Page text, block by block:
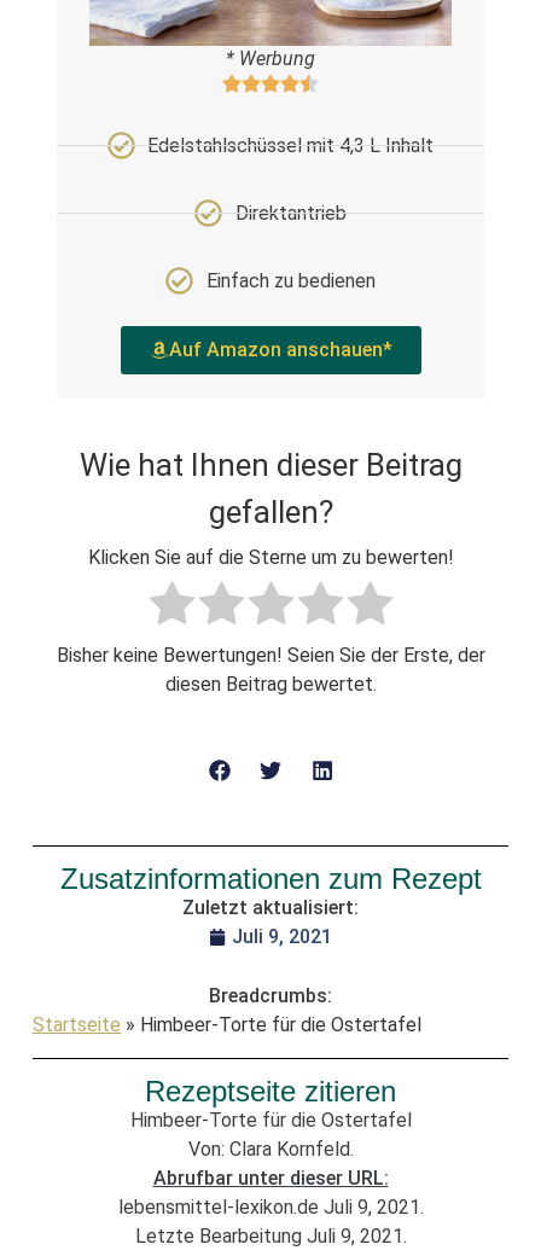
* Werbung
Edelstahlschüssel mit 4,3 L Inhalt
Direktantrieb
Einfach zu bedienen
Auf Amazon anschauen*
Wie hat Ihnen dieser Beitrag
gefallen?
Klicken Sie auf die Sterne um zu bewerten!
Bisher keine Bewertungen! Seien Sie der Erste, der
diesen Beitrag bewertet.
Zusatzinformationen zum Rezept
Zuletzt aktualisiert:
Juli 9, 2021
Breadcrumbs:
Startseite » Himbeer-Torte für die Ostertafel
Rezeptseite zitieren
Himbeer-Torte für die Ostertafel
Von: Clara Kornfeld.
Abrufbar unter dieser URL:
lebensmittel-lexikon.de Juli 9, 2021.
Letzte Bearbeitung Juli 9, 2021.